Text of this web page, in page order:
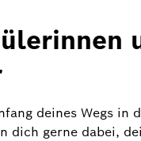
deines Wegs in
dich gerne dabei,